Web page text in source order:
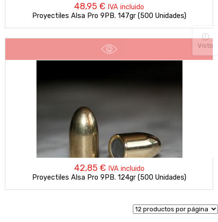
48,95 € IVA incluido
Proyectiles Alsa Pro 9PB. 147gr (500 Unidades)
42,85 € IVA incluido
Proyectiles Alsa Pro 9PB. 124gr (500 Unidades)
Visto